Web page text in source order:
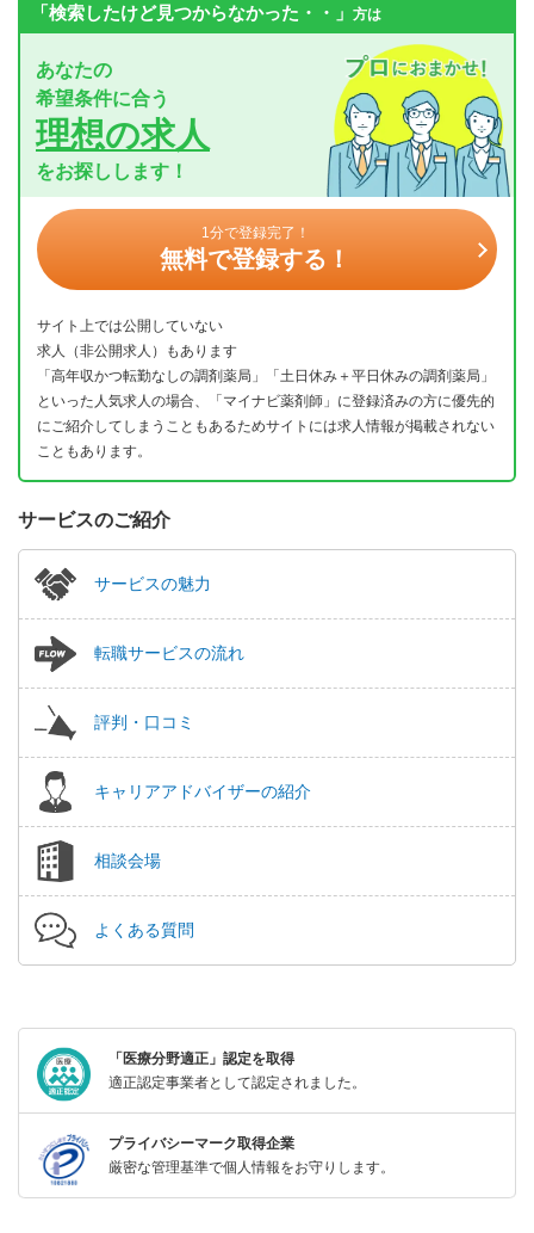
「検索したけど見つからなかった・・」 方は
あなたの
希望条件に合う
理想の求人
をお探しします！
1分で登録完了！
無料で登録する！
サイト上では公開していない
求人（非公開求人）もあります
「高年収かつ転勤なしの調剤薬局」「土日休み＋平日休みの調剤薬局」
といった人気求人の場合、「マイナビ薬剤師」に登録済みの方に優先的
にご紹介してしまうこともあるためサイトには求人情報が掲載されない
こともあります。
サービスのご紹介
サービスの魅力
転職サービスの流れ
評判・口コミ
キャリアアドバイザーの紹介
相談会場
よくある質問
「医療分野適正」認定を取得
適正認定事業者として認定されました。
プライバシーマーク取得企業
厳密な管理基準で個人情報をお守りします。